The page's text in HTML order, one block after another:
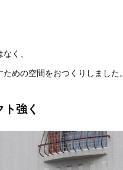
く、
めの空間をおつくりしました。
強く